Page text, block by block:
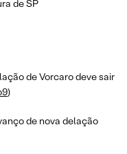
de SP
de Vorcaro deve sair
)
de nova delação